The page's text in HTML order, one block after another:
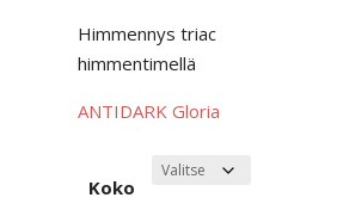
Himmennys triac
himmentimellä
ANTIDARK Gloria
Koko